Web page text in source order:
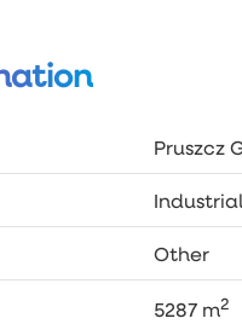
Pruszcz
Industrial
Other
5287 m2